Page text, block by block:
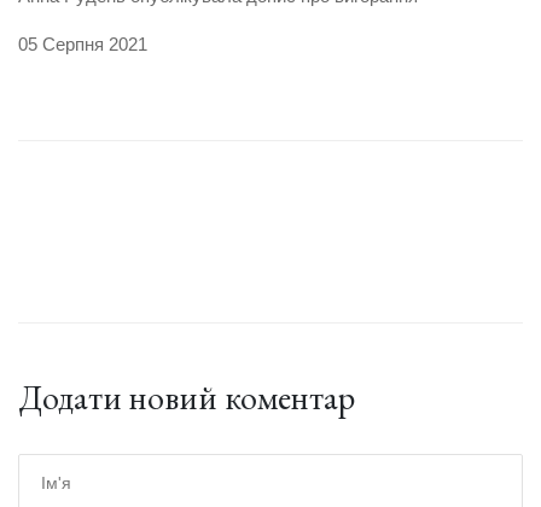
05 Серпня 2021
Додати новий коментар